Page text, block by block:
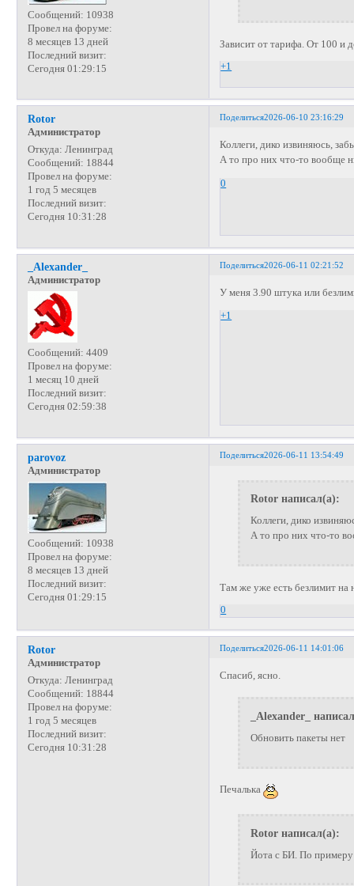
Сообщений: 10938
Провел на форуме:
8 месяцев 13 дней
Последний визит:
Сегодня 01:29:15
Зависит от тарифа. От 100 и
+1
Поделиться2026-06-10 23:16:29
Rotor
Администратор
Откуда: Ленинград
Сообщений: 18844
Провел на форуме:
1 год 5 месяцев
Последний визит:
Сегодня 10:31:28
Коллеги, дико извиняюсь,
А то про них что-то вообще
0
Поделиться2026-06-11 02:21:52
_Alexander_
Администратор
Сообщений: 4409
Провел на форуме:
1 месяц 10 дней
Последний визит:
Сегодня 02:59:38
У меня 3.90 штука или
+1
Поделиться2026-06-11 13:54:49
parovoz
Администратор
Сообщений: 10938
Провел на форуме:
8 месяцев 13 дней
Последний визит:
Сегодня 01:29:15
Rotor написал(а):
Коллеги, дико
А то про них что-то
Там же уже есть безлимит на
0
Поделиться2026-06-11 14:01:06
Rotor
Администратор
Откуда: Ленинград
Сообщений: 18844
Провел на форуме:
1 год 5 месяцев
Последний визит:
Сегодня 10:31:28
Спасиб, ясно.
_Alexander_
Обновить пакеты нет
Печалька
Rotor написал(а):
Йота с БИ. По примеру